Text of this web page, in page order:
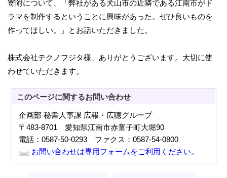
寄附について、「弊社がある犬山市の近隣である江南市がド
ラマを制作するということに興味があった。ぜひ良いものを
作ってほしい。」とお話いただきました。
株式会社テクノフジタ様、ありがとうございます。大切に使
わせていただきます。
このページに関するお問い合わせ
企画部 秘書人事課 広報・広聴グループ
〒483-8701 愛知県江南市赤童子町大堀90
電話：0587-50-0293 ファクス：0587-54-0800
お問い合わせは専用フォームをご利用ください。